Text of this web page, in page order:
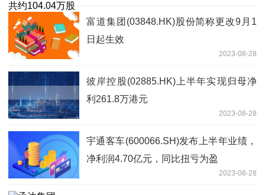
富道集团(03848.HK)股份简称更改9月1
日起生效
2023-08-28
彼岸控股(02885.HK)上半年实现归母净
利261.8万港元
2023-08-28
宇通客车(600066.SH)发布上半年业绩，
净利润4.70亿元，同比扭亏为盈
2023-08-28